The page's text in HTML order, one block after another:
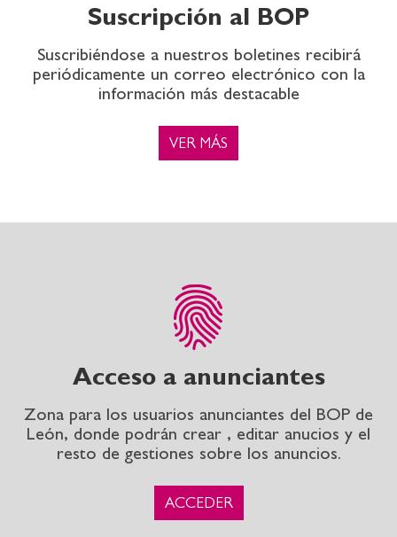
Suscripción al BOP
Suscribiéndose a nuestros boletines recibirá
periódicamente un correo electrónico con la
información más destacable
VER MÁS
Acceso a anunciantes
Zona para los usuarios anunciantes del BOP de
León, donde podrán crear , editar anucios y el
resto de gestiones sobre los anuncios.
ACCEDER